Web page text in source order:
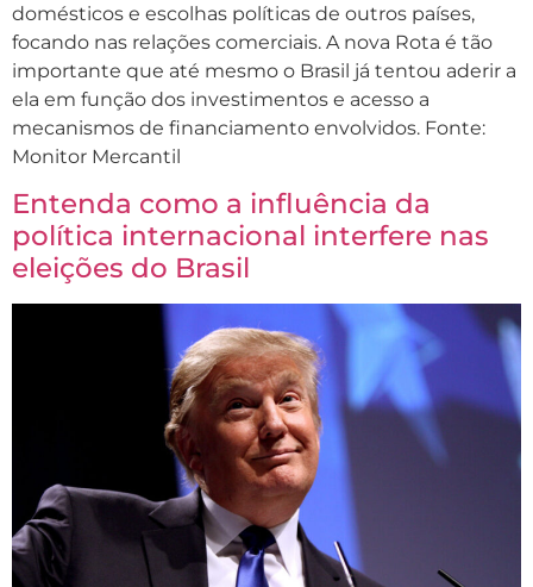
domésticos e escolhas políticas de outros países,
focando nas relações comerciais. A nova Rota é tão
importante que até mesmo o Brasil já tentou aderir a
ela em função dos investimentos e acesso a
mecanismos de financiamento envolvidos. Fonte:
Monitor Mercantil
Entenda como a influência da
política internacional interfere nas
eleições do Brasil